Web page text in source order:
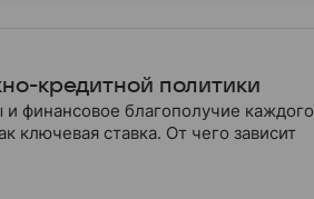
кредитной политики
финансовое благополучие каждого
ключевая ставка. От чего зависит